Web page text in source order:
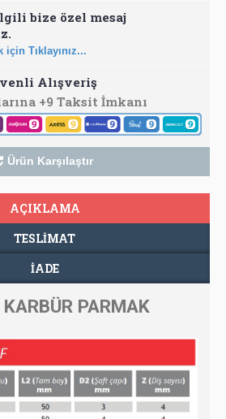
bize özel mesaj
Tıklayınız...
Alışveriş
+9 Taksit İmkanı
Ürün Karşılaştır
AÇIKLAMA
TESLIMAT
İADE
PARMAK